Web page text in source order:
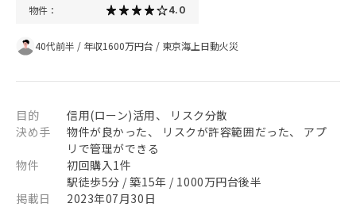
物件： 4.0
40代前半 / 年収1600万円台 / 東京海上日動火災
目的
信用(ローン)活用、 リスク分散
決め手
物件が良かった、 リスクが許容範囲だった、 アプ
リで管理ができる
物件
初回購入1件
駅徒歩5分 / 築15年 / 1000万円台後半
掲載日
2023年07月30日